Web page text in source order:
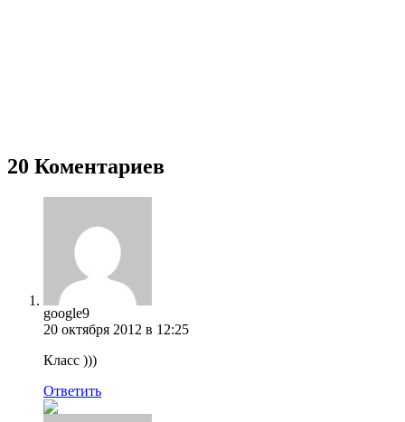
20 Коментариев
google9
20 октября 2012 в 12:25
Класс )))
Ответить